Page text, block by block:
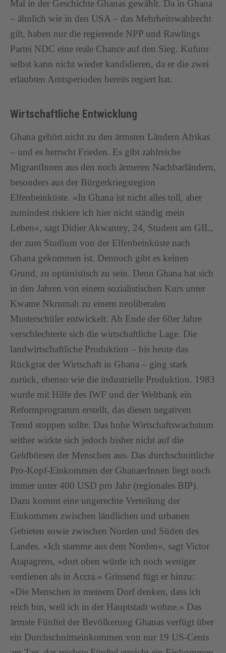
Mal in der Geschichte Ghanas gewählt. Da in Ghana
– ähnlich wie in den USA – das Mehrheitswahlrecht
gilt, haben nur die regierende NPP und Rawlings
Partei NDC eine reale Chance auf den Sieg. Kufuor
selbst kann nicht wieder kandidieren, da er die zwei
erlaubten Amtsperioden bereits regiert hat.
Wirtschaftliche Entwicklung
Ghana gehört nicht zu den ärmsten Ländern Afrikas
– und es herrscht Frieden. Es gibt zahlreiche
MigrantInnen aus den noch ärmeren Nachbarländern,
besonders aus der Bürgerkriegsregion
Elfenbeinküste. »In Ghana ist nicht alles toll, aber
zumindest riskiere ich hier nicht ständig mein
Leben«, sagt Didier Akwantey, 24, Student am GIL,
der zum Studium von der Elfenbeinküste nach
Ghana gekommen ist. Dennoch gibt es keinen
Grund, zu optimistisch zu sein. Denn Ghana hat sich
in den Jahren von einem sozialistischen Kurs unter
Kwame Nkrumah zu einem neoliberalen
Musterschüler entwickelt. Ab Ende der 60er Jahre
verschlechterte sich die wirtschaftliche Lage. Die
landwirtschaftliche Produktion – bis heute das
Rückgrat der Wirtschaft in Ghana – ging stark
zurück, ebenso wie die industrielle Produktion. 1983
wurde mit Hilfe des IWF und der Weltbank ein
Reformprogramm erstellt, das diesen negativen
Trend stoppen sollte. Das hohe Wirtschaftswachstum
seither wirkte sich jedoch bisher nicht auf die
Geldbörsen der Menschen aus. Das durchschnittliche
Pro-Kopf-Einkommen der GhanaerInnen liegt noch
immer unter 400 USD pro Jahr (regionales BIP).
Dazu kommt eine ungerechte Verteilung der
Einkommen zwischen ländlichen und urbanen
Gebieten sowie zwischen Norden und Süden des
Landes. »Ich stamme aus dem Norden«, sagt Victor
Atapagrem, »dort oben würde ich noch weniger
verdienen als in Accra.« Grinsend fügt er hinzu:
»Die Menschen in meinem Dorf denken, dass ich
reich bin, weil ich in der Hauptstadt wohne.« Das
ärmste Fünftel der Bevölkerung Ghanas verfügt über
ein Durchschnittseinkommen von nur 19 US-Cents